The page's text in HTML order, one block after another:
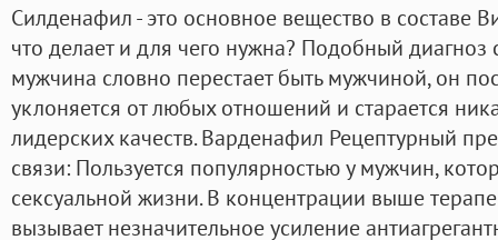
Силденафил - это основное вещество в составе
что делает и для чего нужна? Подобный диагноз
мужчина словно перестает быть мужчиной, он
уклоняется от любых отношений и старается
лидерских качеств. Варденафил Рецептурный
связи: Пользуется популярностью у мужчин,
сексуальной жизни. В концентрации выше
вызывает незначительное усиление